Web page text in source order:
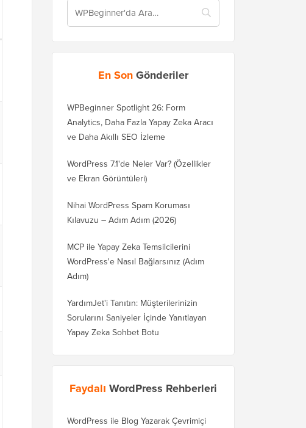
En SonGönderiler
WPBeginner Spotlight 26: Form
Analytics, Daha Fazla Yapay Zeka Aracı
ve Daha Akıllı SEO İzleme
WordPress 7.1'de Neler Var? (Özellikler
ve Ekran Görüntüleri)
Nihai WordPress Spam Koruması
Kılavuzu – Adım Adım (2026)
MCP ile Yapay Zeka Temsilcilerini
WordPress'e Nasıl Bağlarsınız (Adım
Adım)
YardımJet'i Tanıtın: Müşterilerinizin
Sorularını Saniyeler İçinde Yanıtlayan
Yapay Zeka Sohbet Botu
Faydalı WordPress Rehberleri
WordPress ile Blog Yazarak Çevrimiçi